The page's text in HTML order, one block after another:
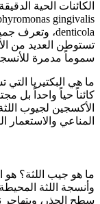
الكائنات الحية
تستوطن العديد من
سموماً مدمرة
ما هي البكتيريا
كائناً حياً واحداً بل
الأكسجين لجيوب
المناعي
ما هو جيب اللثة؟
وأنسجة اللثة
سطح الجذر، ويتهاجر